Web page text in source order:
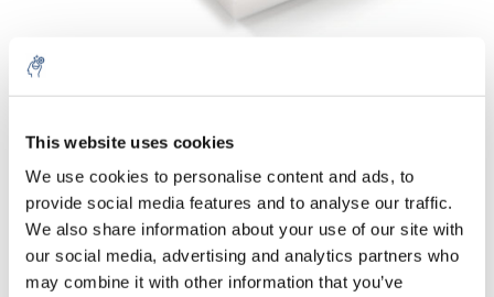
This website uses cookies
We use cookies to personalise content and ads, to
provide social media features and to analyse our traffic.
We also share information about your use of our site with
our social media, advertising and analytics partners who
may combine it with other information that you’ve
1 Stuks Excl. btw
€61,92
Incl. btw
Toevoegen aan winkelwagen